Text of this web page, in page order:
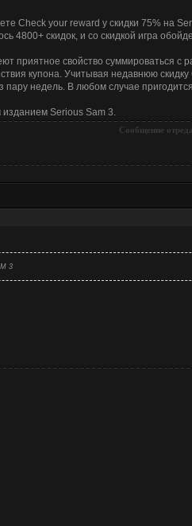
Check your reward у скидки 75% на
4800+ скидок, и со скидкой игра
приятное свойство суммироваться с
купона. Учитывая недавнюю
пару недель. В любом случае
изданием Serious Sam 3.
Сообщение
3